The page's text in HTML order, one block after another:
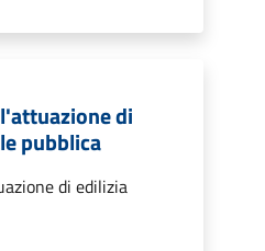
di
pubblica
di edilizia